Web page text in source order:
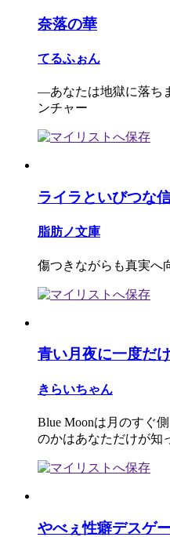
奈落の華
てるふぉん
―あなたは地獄に落
ンチャー
ライラといびつな
脂肪ノ文庫
傷つきながらも真実へ
青い月夜に一度だ
きらいちゃん
Blue Moonは月のすぐ
のかはあなただけが知
やべぇ性癖デスゲ